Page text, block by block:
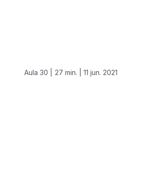
Aula 30 | 27 min. | 11 jun. 2021